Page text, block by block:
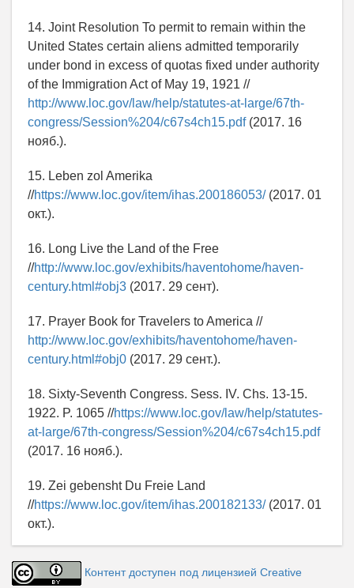
14. Joint Resolution To permit to remain within the
United States certain aliens admitted temporarily
under bond in excess of quotas fixed under authority
of the Immigration Act of May 19, 1921 //
http://www.loc.gov/law/help/statutes-at-large/67th-
congress/Session%204/c67s4ch15.pdf(2017. 16
нояб.).
15. Leben zol Amerika
//https://www.loc.gov/item/ihas.200186053/(2017. 01
окт.).
16. Long Live the Land of the Free
//http://www.loc.gov/exhibits/haventohome/haven-
century.html#obj3 (2017. 29 сент).
17. Prayer Book for Travelers to America //
http://www.loc.gov/exhibits/haventohome/haven-
century.html#obj0 (2017. 29 сент.).
18. Sixty-Seventh Congress. Sess. IV. Chs. 13-15.
1922. P. 1065 //https://www.loc.gov/law/help/statutes-
at-large/67th-congress/Session%204/c67s4ch15.pdf
(2017. 16 нояб.).
19. Zei gebensht Du Freie Land
//https://www.loc.gov/item/ihas.200182133/(2017. 01
окт.).
Контент доступен под лицензией Creative